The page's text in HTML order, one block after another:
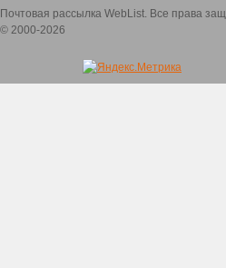
Почтовая рассылка WebList. Все права
© 2000-2026